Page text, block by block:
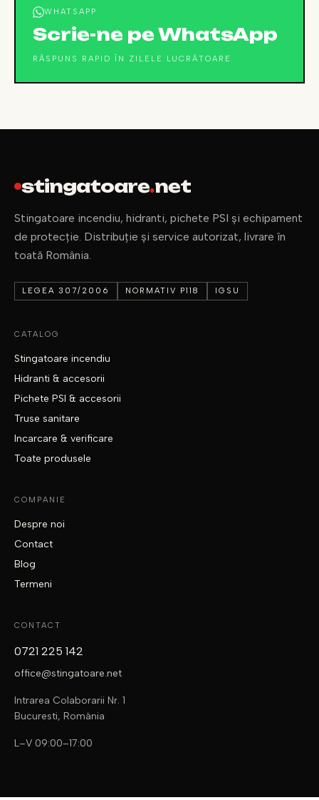
WHATSAPP
Scrie-ne pe WhatsApp
RĂSPUNS RAPID ÎN ZILELE LUCRĂTOARE
stingatoare.net
Stingatoare incendiu, hidranti, pichete PSI și echipament
de protecție. Distribuție și service autorizat, livrare în
toată România.
LEGEA 307/2006 NORMATIV P118 IGSU
CATALOG
Stingatoare incendiu
Hidranti & accesorii
Pichete PSI & accesorii
Truse sanitare
Incarcare & verificare
Toate produsele
COMPANIE
Despre noi
Contact
Blog
Termeni
CONTACT
0721 225 142
office@stingatoare.net
Intrarea Colaborarii Nr. 1
Bucuresti, România
L–V 09:00–17:00